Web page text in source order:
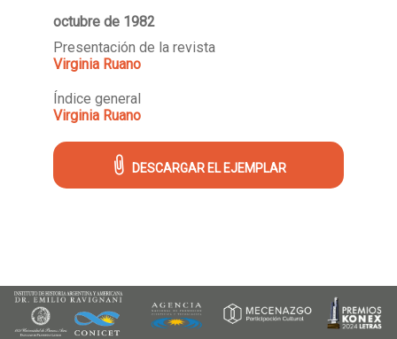
octubre de 1982
Presentación de la revista
Virginia Ruano
Índice general
Virginia Ruano
DESCARGAR EL EJEMPLAR